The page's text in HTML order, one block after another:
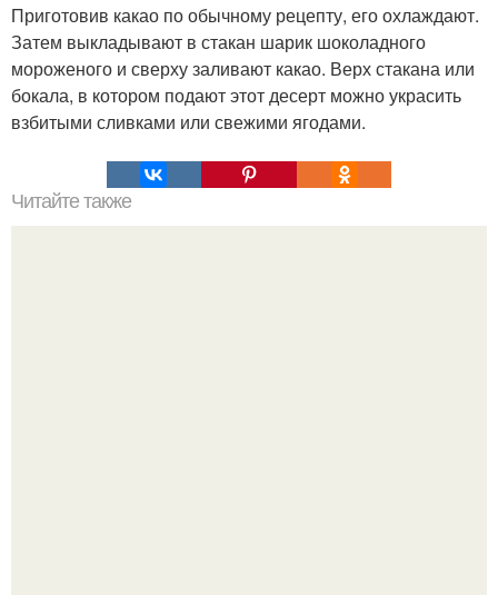
Приготовив какао по обычному рецепту, его охлаждают.
Затем выкладывают в стакан шарик шоколадного
мороженого и сверху заливают какао. Верх стакана или
бокала, в котором подают этот десерт можно украсить
взбитыми сливками или свежими ягодами.
Читайте также